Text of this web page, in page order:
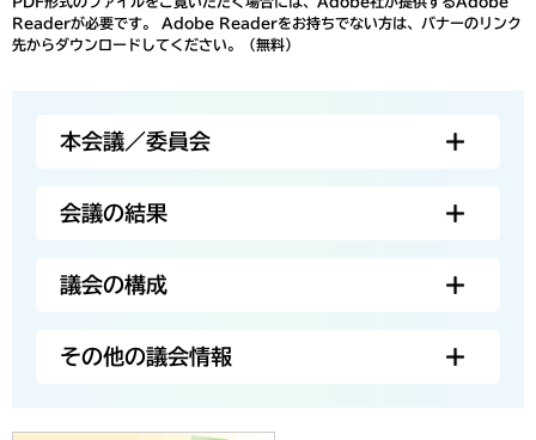
Readerが必要です。
Adobe Readerをお持ちでない方は、バナーのリンク
先からダウンロードしてください。（無料）
本会議／委員会
会議の結果
議会の構成
その他の議会情報